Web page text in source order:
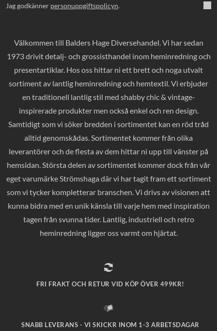
Jag godkänner personuppgiftspolicyn.
Välkommen till Balders Hage Diversehandel. Vi har sedan
1973 drivit detalj- och grossisthandel inom heminredning och
presentartiklar. Hos oss hittar ni ett brett och noga utvalt
sortiment av lantlig heminredning och hemtextil. Vi erbjuder
en traditionell lantlig stil med shabby chic & vintage-
inspirerade produkter men också enkel och ren design.
Samtidigt som vi söker bredden i sortimentet kan en röd tråd
alltid genomskådas. Sortimentet kommer från olika
leverantörer och de flesta av dem hittar ni upp till vänster på
hemsidan. Största delen av sortimentet kommer dock från vår
eget varumärke Strömshaga där vi har tagit fram ett sortiment
som vi tycker kompletterar branschen. Vi drivs av visionen att
kunna bidra med en unik känsla till varje hem med inspiration
tagen från svunna tider. Lantlig, industriell och retro
heminredning ligger oss varmt om hjärtat.
FRI FRAKT OCH RETUR VID KÖP ÖVER 499KR!
SNABB LEVERANS - VI SKICKR INOM 1-3 ARBETSDAGAR